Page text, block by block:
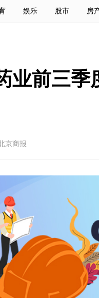
娱乐 股市 房
业前三季
京商报